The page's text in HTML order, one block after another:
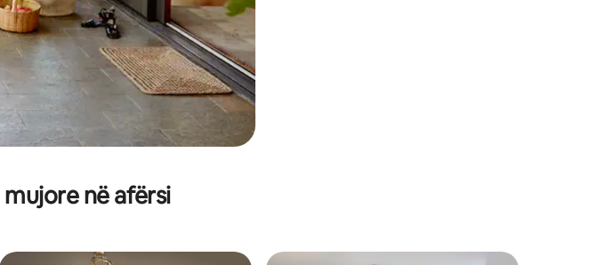
në afërsi